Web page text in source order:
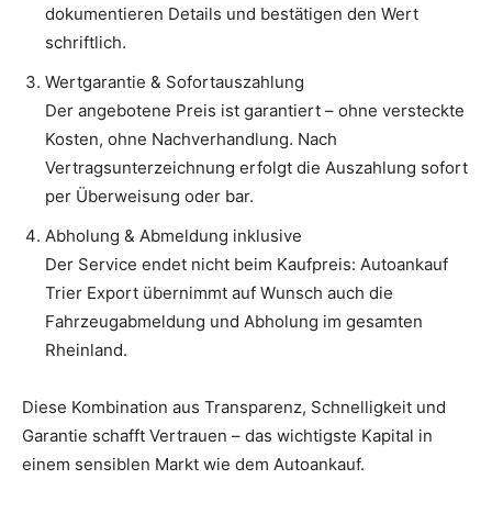
dokumentieren Details und bestätigen den Wert
schriftlich.
Wertgarantie & Sofortauszahlung
Der angebotene Preis ist garantiert – ohne versteckte
Kosten, ohne Nachverhandlung. Nach
Vertragsunterzeichnung erfolgt die Auszahlung sofort
per Überweisung oder bar.
Abholung & Abmeldung inklusive
Der Service endet nicht beim Kaufpreis: Autoankauf
Trier Export übernimmt auf Wunsch auch die
Fahrzeugabmeldung und Abholung im gesamten
Rheinland.
Diese Kombination aus Transparenz, Schnelligkeit und
Garantie schafft Vertrauen – das wichtigste Kapital in
einem sensiblen Markt wie dem Autoankauf.